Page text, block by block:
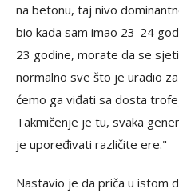
na betonu, taj nivo
bio kada sam imao 23-24
23 godine, morate da se
normalno sve što je uradio
ćemo ga viđati sa dosta
Takmičenje je tu, svaka
je upoređivati različite ere."
Nastavio je da priča u istom